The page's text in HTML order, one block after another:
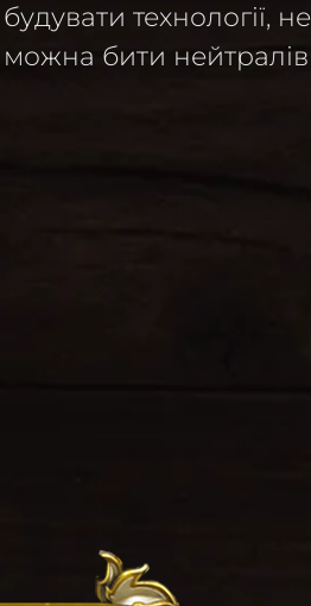
будувати технології, не
можна бити нейтралів